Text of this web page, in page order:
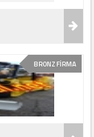
BRONZ FİRMA